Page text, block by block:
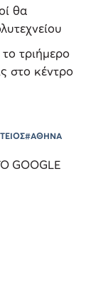
θα
τριήμερο
στο κέντρο
#ΑΘΗΝΑ
GOOGLE